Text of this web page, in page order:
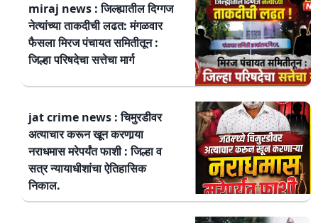
miraj news : जिल्ह्यातील दिग्गज
नेत्यांच्या ताकदीची लढत: मंगळवार
फैसला मिरज पंचायत समितीतून :
जिल्हा परिषदेचा सत्तेचा मार्ग
jat crime news : चिमुरडीवर
अत्याचार करून खून करणार्‍या
नराधमास मरेपर्यंत फाशी : जिल्हा व
सत्र न्यायाधीशांचा ऐतिहासिक
निकाल.